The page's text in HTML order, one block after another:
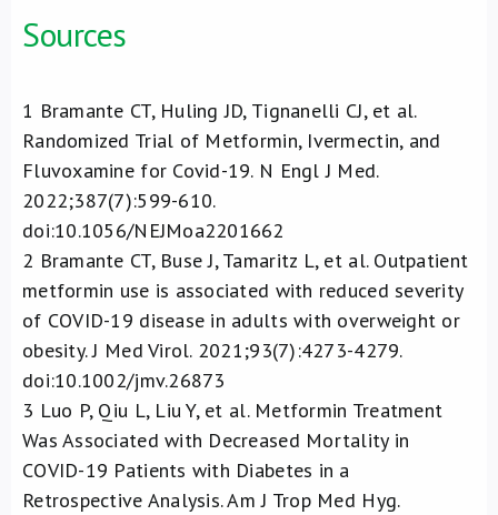
Sources
1 Bramante CT, Huling JD, Tignanelli CJ, et al.
Randomized Trial of Metformin, Ivermectin, and
Fluvoxamine for Covid-19. N Engl J Med.
2022;387(7):599-610.
doi:10.1056/NEJMoa2201662
2 Bramante CT, Buse J, Tamaritz L, et al. Outpatient
metformin use is associated with reduced severity
of COVID-19 disease in adults with overweight or
obesity. J Med Virol. 2021;93(7):4273-4279.
doi:10.1002/jmv.26873
3 Luo P, Qiu L, Liu Y, et al. Metformin Treatment
Was Associated with Decreased Mortality in
COVID-19 Patients with Diabetes in a
Retrospective Analysis. Am J Trop Med Hyg.